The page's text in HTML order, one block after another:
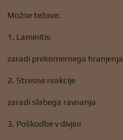
Možne težave:
1. Laminitis
zaradi prekomernega hranjenja
2. Stresne reakcije
zaradi slabega ravnanja
3. Poškodbe v divjini